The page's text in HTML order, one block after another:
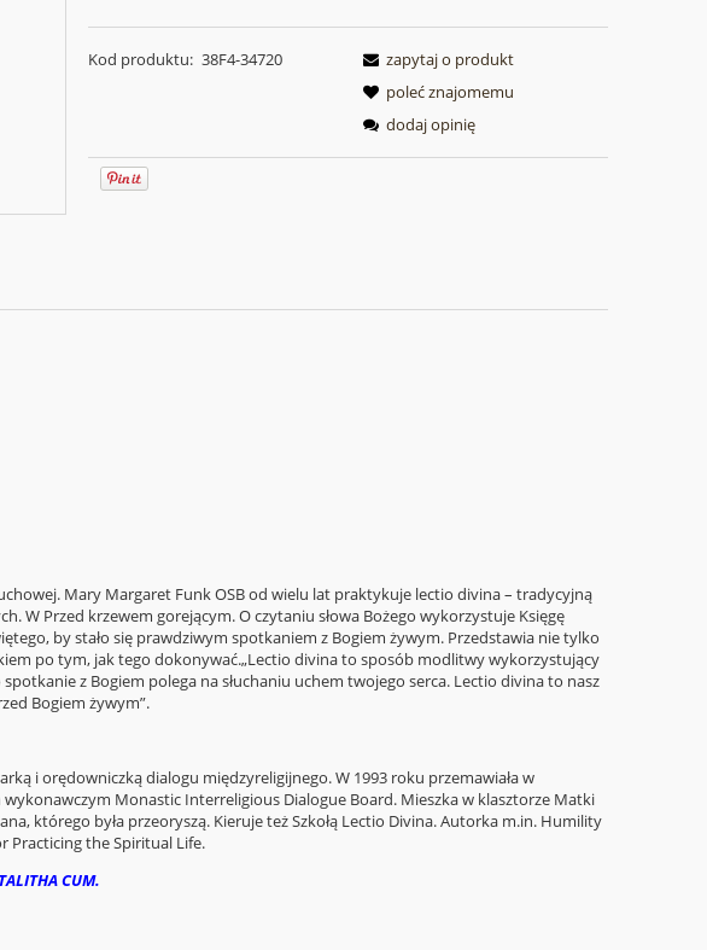
Kod produktu: 38F4-34720
zapytaj o produkt
poleć znajomemu
dodaj opinię
Mary Margaret Funk OSB od wielu lat praktykuje lectio divina – tradycyjną
Przed krzewem gorejącym. O czytaniu słowa Bożego wykorzystuje Księgę
by stało się prawdziwym spotkaniem z Bogiem żywym. Przedstawia nie tylko
po tym, jak tego dokonywać.„Lectio divina to sposób modlitwy wykorzystujący
z Bogiem polega na słuchaniu uchem twojego serca. Lectio divina to nasz
Bogiem żywym”.
i orędowniczką dialogu międzyreligijnego. W 1993 roku przemawiała w
wykonawczym Monastic Interreligious Dialogue Board. Mieszka w klasztorze Matki
którego była przeoryszą. Kieruje też Szkołą Lectio Divina. Autorka m.in. Humility
Practicing the Spiritual Life.
CUM.